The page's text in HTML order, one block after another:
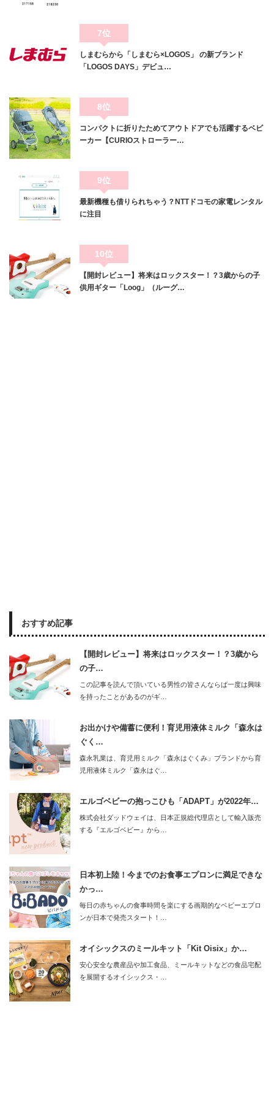
7位
しまむらから「しまむら×LOGOS」 の新ブランド
「LOGOS DAYS」デビュ…
8位
コンパクトに折りたためてアウトドアでも活躍するベビ
ーカー【CURIOストローラー…
9位
最新機種も借りられちゃう？NTTドコモの家電レンタル
に注目
10位
【開封レビュー】将来はロックスター！？3歳からの子
供用ギター「Loog」（ルーグ…
おすすめ記事
【開封レビュー】将来はロックスター！？3歳から
の子…
この記事を読んで頂いている男性の皆さんならば一度は興味
を持ったことがあるのがギ…
お出かけや備蓄に便利！育児用液体ミルク「森永は
ぐく…
森永乳業は、育児用ミルク「森永はぐくみ」ブランドから育
児用液体ミルク「森永はぐ…
エルゴベビーの抱っこひも「ADAPT」が2022年…
株式会社ダッドウェイは、日本正規総代理店として輸入販売
する『エルゴベビー』から…
日本初上陸！今までのお食事エプロンに満足できな
かっ…
毎日の赤ちゃんの食事時間を楽にする画期的なベビーエプロ
ンが日本で発売スタート！…
オイシックスのミールキット「Kit Oisix」か…
安心安全な農産品や加工食品、ミールキットなどの食品宅配
を展開するオイシックス・…